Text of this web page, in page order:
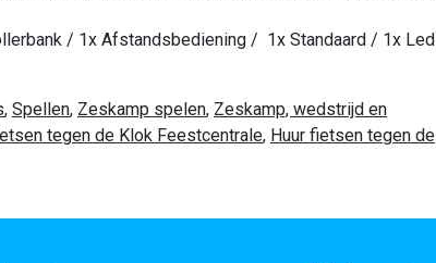
/ 1x Afstandsbediening / 1x Standaard / 1x Led
, Spellen, Zeskamp spelen, Zeskamp, wedstrijd en
tegen de Klok Feestcentrale, Huur fietsen tegen de